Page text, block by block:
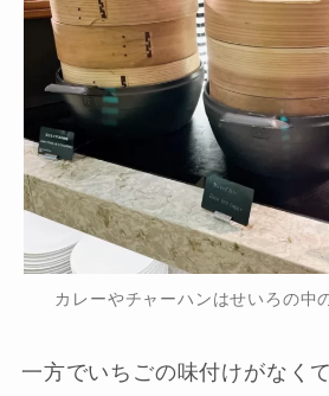
カレーやチャーハンはせいろの中
一方でいちごの味付けがなく